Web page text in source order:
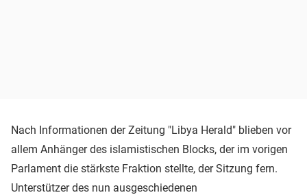
Nach Informationen der Zeitung "Libya Herald" blieben vor
allem Anhänger des islamistischen Blocks, der im vorigen
Parlament die stärkste Fraktion stellte, der Sitzung fern.
Unterstützer des nun ausgeschiedenen